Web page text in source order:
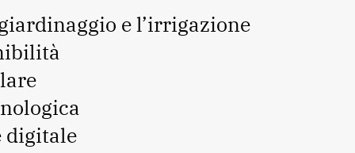
e l’irrigazione
digitale